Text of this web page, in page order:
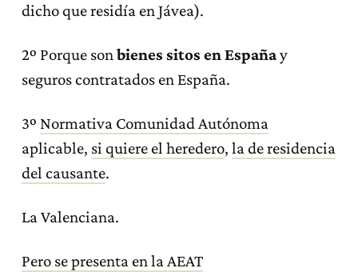
dicho que residía en Jávea).
2º Porque sonbienes sitos en Españay
seguros contratados en España.
3º Normativa Comunidad Autónoma
aplicable, si quiere el heredero, la de residencia
del causante.
La Valenciana.
Pero se presenta en la AEAT